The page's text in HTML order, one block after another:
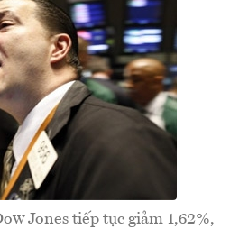
Jones tiếp tục giảm 1,62%,